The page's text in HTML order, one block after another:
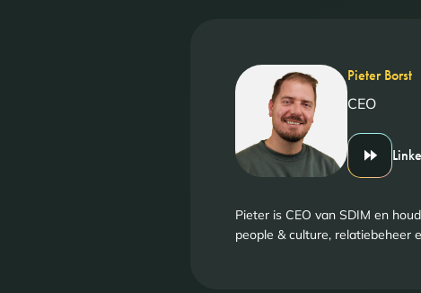
Pieter Borst
CEO
Pieter is CEO van SDIM en
people & culture, relatiebeheer